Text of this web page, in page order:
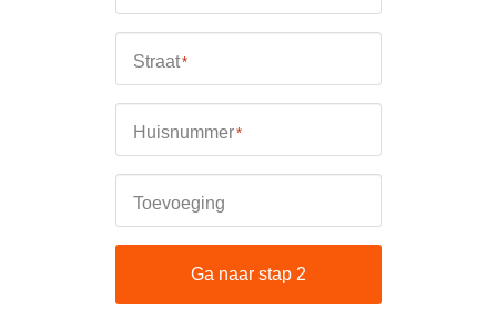
Straat*
Huisnummer*
Toevoeging
Ga naar stap 2